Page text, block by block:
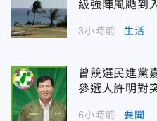
級強陣風颳到
3小時前 生活
曾競選民進黨
參選人許明對
6小時前 要聞